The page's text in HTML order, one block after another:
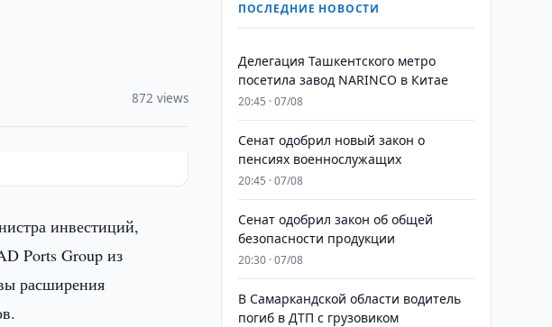
872 views
инвестиций,
Ports Group из
расширения
ПОСЛЕДНИЕ НОВОСТИ
Делегация Ташкентского метро
посетила завод NARINCO в Китае
20:45 · 07/08
Сенат одобрил новый закон о
пенсиях военнослужащих
20:45 · 07/08
Сенат одобрил закон об общей
безопасности продукции
20:30 · 07/08
В Самаркандской области водитель
погиб в ДТП с грузовиком